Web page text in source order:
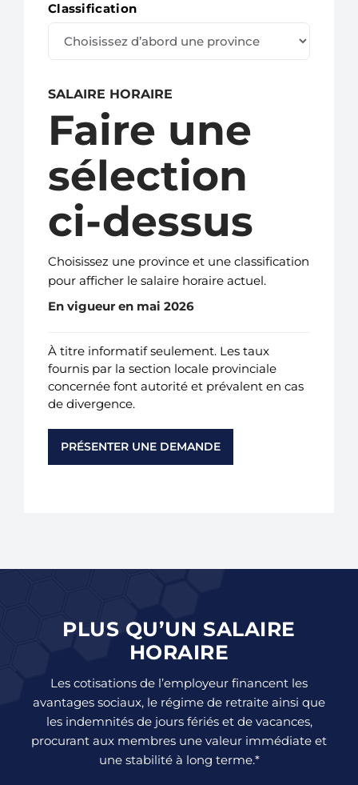
Classification
SALAIRE HORAIRE
Faire une
sélection
ci-dessus
Choisissez une province et une classification
pour afficher le salaire horaire actuel.
En vigueur en mai 2026
À titre informatif seulement. Les taux
fournis par la section locale provinciale
concernée font autorité et prévalent en cas
de divergence.
PRÉSENTER UNE DEMANDE
PLUS QU’UN SALAIRE
HORAIRE
Les cotisations de l’employeur financent les
avantages sociaux, le régime de retraite ainsi que
les indemnités de jours fériés et de vacances,
procurant aux membres une valeur immédiate et
une stabilité à long terme.*